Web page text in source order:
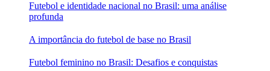
Futebol e identidade nacional no Brasil: uma análise
profunda
A importância do futebol de base no Brasil
Futebol feminino no Brasil: Desafios e conquistas